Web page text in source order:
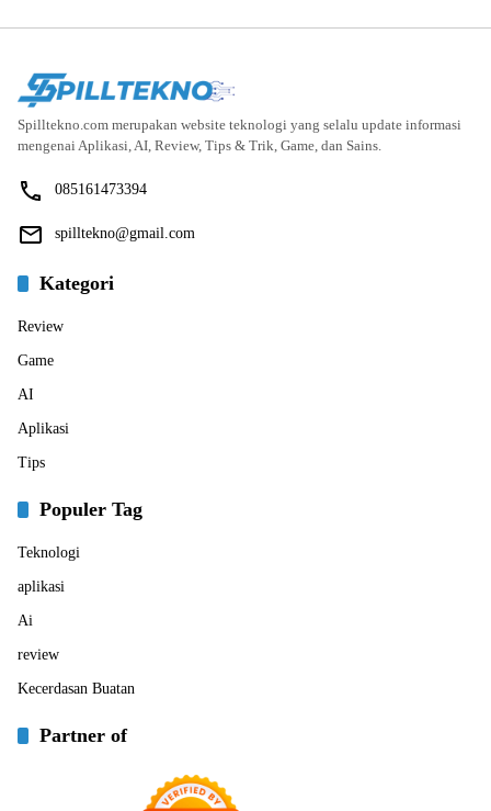
Spilltekno.com merupakan website teknologi yang selalu update informasi
mengenai Aplikasi, AI, Review, Tips & Trik, Game, dan Sains.
085161473394
spilltekno@gmail.com
Kategori
Review
Game
AI
Aplikasi
Tips
Populer Tag
Teknologi
aplikasi
Ai
review
Kecerdasan Buatan
Partner of